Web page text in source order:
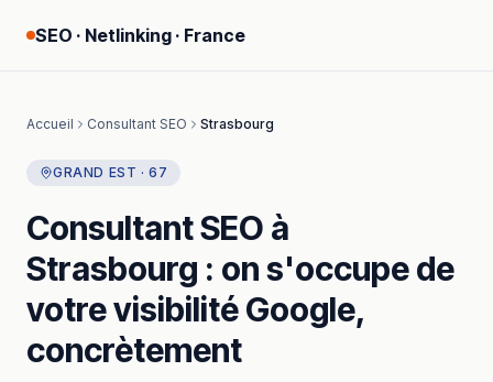
SEO · Netlinking · France
Accueil Consultant SEO Strasbourg
GRAND EST ·67
Consultant SEO à
Strasbourg : on s'occupe de
votre visibilité Google,
concrètement